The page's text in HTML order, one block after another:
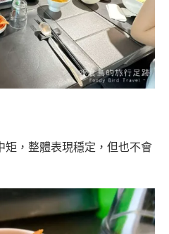
，整體表現穩定，但也不會